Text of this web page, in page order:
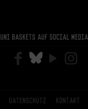
Uni Baskets auf Social Media
Datenschutz Kontakt